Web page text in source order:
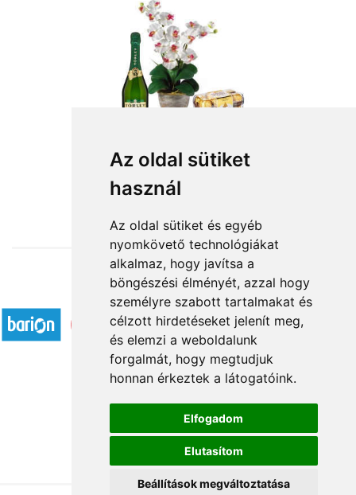
Az oldal sütiket
használ
Az oldal sütiket és egyéb
nyomkövető technológiákat
alkalmaz, hogy javítsa a
böngészési élményét, azzal hogy
személyre szabott tartalmakat és
célzott hirdetéseket jelenít meg,
és elemzi a weboldalunk
forgalmát, hogy megtudjuk
honnan érkeztek a látogatóink.
Elfogadom
Elutasítom
Beállítások megváltoztatása
Jókívánság
27 800 Ft-tól
Elfogadott fizetési módok
Á.SZ.F.
Impresszum
Adatkezelési tájékoztató